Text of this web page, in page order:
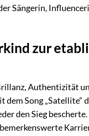
Sängerin,
zur
Authentizität
Song „Satellite“
den Sieg